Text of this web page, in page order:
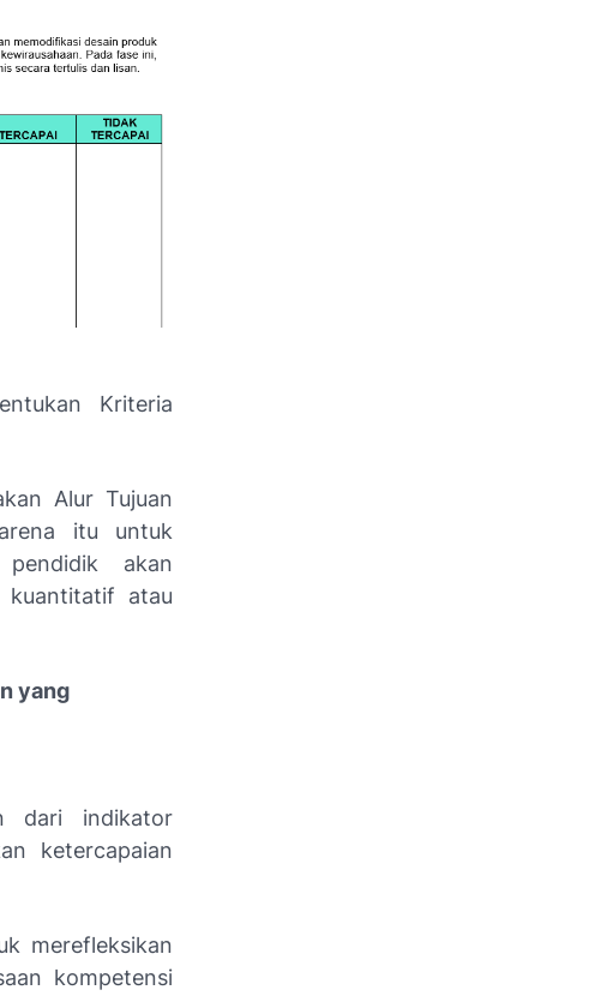
Kriteria
Alur Tujuan
itu untuk
pendidik akan
kuantitatif atau
yang
dari indikator
ketercapaian
merefleksikan
kompetensi